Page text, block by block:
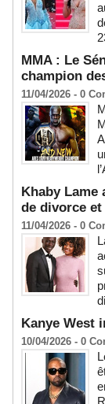
MMA : Le
champion
11/04/2026 - 0
Khaby Lame
de divorce
11/04/2026 - 0
Kanye West
10/04/2026 - 0